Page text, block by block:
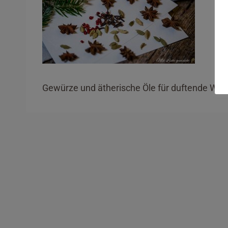
Gewürze und ätherische Öle für duftende